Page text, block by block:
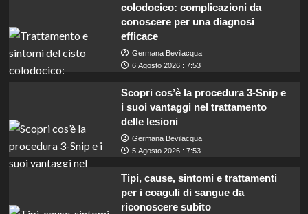
colodocico: complicazioni da
conoscere per una diagnosi
efficace
Germana Bevilacqua
6 Agosto 2026 : 7:53
Scopri cos’è la procedura 3-Snip e
i suoi vantaggi nel trattamento
delle lesioni
Germana Bevilacqua
5 Agosto 2026 : 7:53
Tipi, cause, sintomi e trattamenti
per i coaguli di sangue da
riconoscere subito